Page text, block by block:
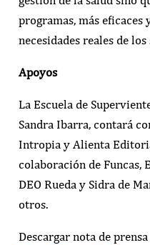
programas, más eficaces
necesidades reales de
Apoyos
La Escuela de
Sandra Ibarra, contará
Intropia y Alienta
colaboración de Funcas,
DEO Rueda y Sidra de
otros.
Descargar nota de